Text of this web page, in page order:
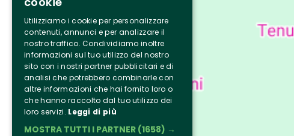
Utilizziamo i cookie per personalizzare
contenuti, annunci e per analizzare il
nostro traffico. Condividiamo inoltre
informazioni sul tuo utilizzo del nostro
sito con i nostri partner pubblicitari e di
analisi che potrebbero combinarle con
altre informazioni che hai fornito loro o
che hanno raccolto dal tuo utilizzo dei
loro servizi. Leggi di più
MOSTRA TUTTI I PARTNER (1658) →